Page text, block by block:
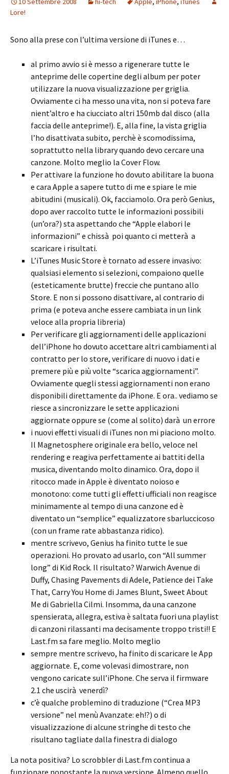
Lore!
Sono alla prese con l’ultima versione di iTunes e…
al primo avvio si è messo a rigenerare tutte le
anteprime delle copertine degli album per poter
utilizzare la nuova visualizzazione per griglia.
Ovviamente ci ha messo una vita, non si poteva fare
nient’altro e ha ciucciato altri 150mb dal disco (alla
faccia delle anteprime!). E, alla fine, la vista griglia
l’ho disattivata subito, perchè è scomodissima,
soprattutto nella library quando devo cercare una
canzone. Molto meglio la Cover Flow.
Per attivare la funzione ho dovuto abilitare la buona
e cara Apple a sapere tutto di me e spiare le mie
abitudini (musicali). Ok, facciamolo. Ora però Genius,
dopo aver raccolto tutte le informazioni possibili
(un’ora?) sta aspettando che “Apple elabori le
informazioni” e chissà poi quanto ci metterà a
scaricare i risultati.
L’iTunes Music Store è tornato ad essere invasivo:
qualsiasi elemento si selezioni, compaiono quelle
(esteticamente brutte) freccie che puntano allo
Store. E non si possono disattivare, al contrario di
prima (e poteva anche essere cambiata in un link
veloce alla propria libreria)
Per verificare gli aggiornamenti delle applicazioni
dell’iPhone ho dovuto accettare altri cambiamenti al
contratto per lo store, verificare di nuovo i dati e
premere più e più volte “scarica aggiornamenti”.
Ovviamente quegli stessi aggiornamenti non erano
disponibili direttamente da iPhone. E ora.. vediamo se
riesce a sincronizzare le sette applicazioni
aggiornate oppure se (come al solito) darà un errore
i nuovi effetti visuali di iTunes non mi piaciono molto.
Il Magnetosphere originale era bello, veloce nel
rendering e reagiva perfettamente ai battiti della
musica, diventando molto dinamico. Ora, dopo il
ritocco made in Apple è diventato noioso e
monotono: come tutti gli effetti ufficiali non reagisce
minimamente al tempo di una canzone ed è
diventato un “semplice” equalizzatore sbarluccicoso
(con un frame rate abbastanza ridico).
mentre scrivevo, Genius ha finito tutte le sue
operazioni. Ho provato ad usarlo, con “All summer
long” di Kid Rock. Il risultato? Warwich Avenue di
Duffy, Chasing Pavements di Adele, Patience dei Take
That, Carry You Home di James Blunt, Sweet About
Me di Gabriella Cilmi. Insomma, da una canzone
spensierata, allegra, estiva è saltata fuori una playlist
di canzoni rilassanti ma decisamente troppo tristi!! E
Last.fm sa fare meglio. Molto meglio
sempre mentre scrivevo, ha finito di scaricare le App
aggiornate. E, come volevasi dimostrare, non
vengono caricate sull’iPhone. Che serva il firmware
2.1 che uscirà venerdì?
c’è qualche problemino di traduzione (“Crea MP3
versione” nel menù Avanzate: eh!?) o di
visualizzazione di alcune stringhe di testo che
risultano tagliate dalla finestra di dialogo
La nota positiva? Lo scrobbler di Last.fm continua a
funzionare nonostante la nuova versione. Almeno quello..